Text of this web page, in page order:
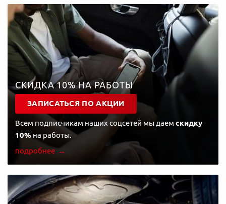
СКИДКА 10% НА РАБОТЫ
ЗАПИСАТЬСЯ ПО АКЦИИ
Всем подписчикам наших соцсетей мы даем скидку
10% на работы.
подробнее